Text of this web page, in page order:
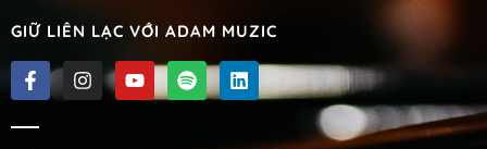
GIỮ LIÊN LẠC VỚI ADAM MUZIC